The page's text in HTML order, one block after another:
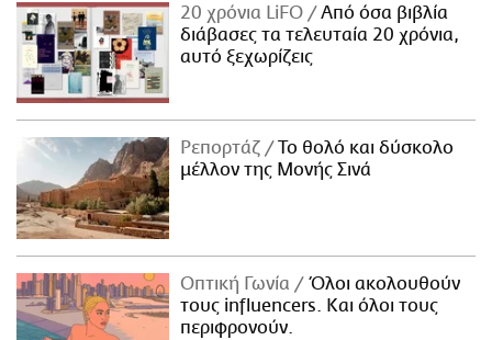
20 χρόνια LiFO
Από όσα βιβλία
διάβασες τα τελευταία 20 χρόνια,
αυτό ξεχωρίζεις
Ρεπορτάζ
Το θολό και δύσκολο
μέλλον της Μονής Σινά
Οπτική Γωνία
Όλοι ακολουθούν
τους influencers. Και όλοι τους
περιφρονούν.